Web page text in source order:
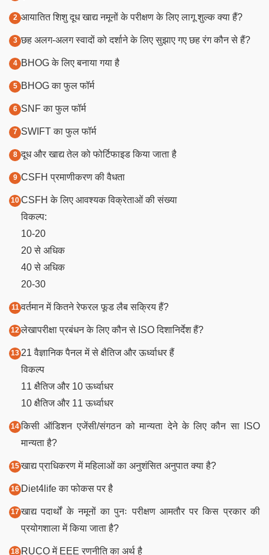
आयातित शिशु दूध खाद्य नमूनों के परीक्षण के लिए लागू शुल्क क्या हैं?
छह अलग-अलग स्वादों को दर्शाने के लिए सुझाए गए छह रंग कौन से हैं?
BHOG के लिए बनाया गया है
BHOG का फुल फॉर्म
SNF का फुल फॉर्म
SWIFT का फुल फॉर्म
दूध और खाद्य तेल को फोर्टिफाइड किया जाता है
CSFH प्रमाणीकरण की वैधता
CSFH के लिए आवश्यक विक्रेताओं की संख्या
विकल्प:
10-20
20 से अधिक
40 से अधिक
20-30
वर्तमान में कितने रेफरल फूड लैब सक्रिय हैं?
लेखापरीक्षा प्रबंधन के लिए कौन से ISO दिशानिर्देश हैं?
21 वैज्ञानिक पैनल में से क्षैतिज और ऊर्ध्वाधर हैं
विकल्प
11 क्षैतिज और 10 ऊर्ध्वाधर
10 क्षैतिज और 11 ऊर्ध्वाधर
किसी ऑडिशन एजेंसी/संगठन को मान्यता देने के लिए कौन सा ISO
मान्यता है?
खाद्य प्राधिकरण में महिलाओं का अनुशंसित अनुपात क्या है?
Diet4life का फोकस पर है
खाद्य पदार्थों के नमूनों का पुनः परीक्षण आमतौर पर किस प्रकार की
प्रयोगशाला में किया जाता है?
RUCO में EEE रणनीति का अर्थ है